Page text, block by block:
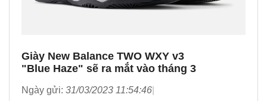
Giày New Balance TWO WXY v3
"Blue Haze" sẽ ra mắt vào tháng 3
Ngày gửi: 31/03/2023 11:54:46